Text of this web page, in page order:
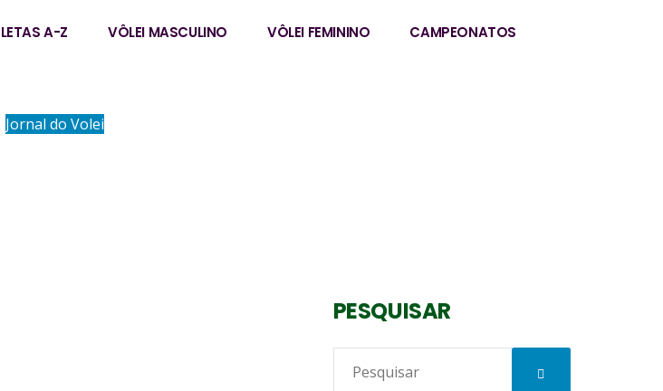
A-Z VÔLEI MASCULINO VÔLEI FEMININO CAMPEONATOS
Jornal do Volei
PESQUISAR